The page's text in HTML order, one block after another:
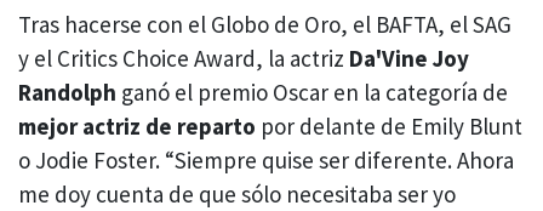
Tras hacerse con el Globo de Oro, el BAFTA, el SAG
y el Critics Choice Award, la actriz Da'Vine Joy
Randolph ganó el premio Oscar en la categoría de
mejor actriz de reparto por delante de Emily Blunt
o Jodie Foster. “Siempre quise ser diferente. Ahora
me doy cuenta de que sólo necesitaba ser yo